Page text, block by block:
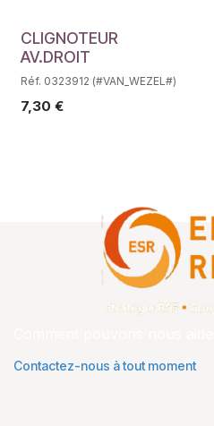
Déstockage
CLIGNOTEUR
AV.DROIT
Réf. 0323912 (#VAN_WEZEL#)
7,30 €
Contactez-nous à tout moment